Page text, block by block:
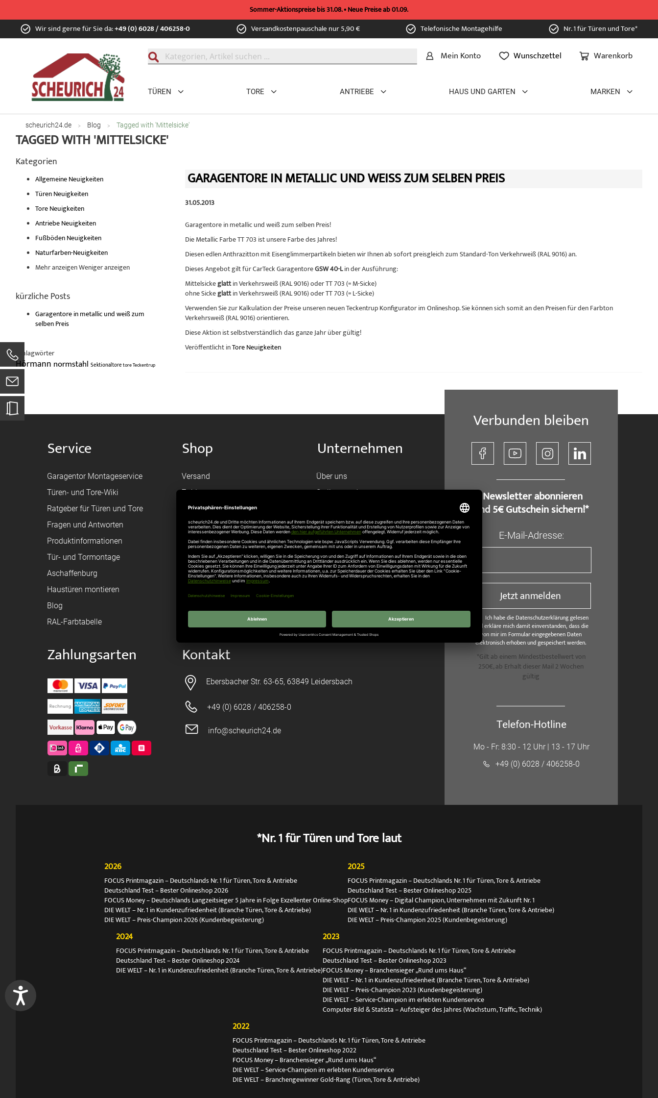
Sommer-Aktionspreise bis 31.08. • Neue Preise ab 01.09.
Zum
Inhalt Wir sind gerne für Sie da:+49 (0) 6028 / 406258-0 Versandkostenpauschale nur 5,90 € Telefonische Montagehilfe Nr. 1 für Türen und Tore*
Warenkorb
Mein Konto Wunschzettel
TÜREN TORE ANTRIEBE HAUS UND GARTEN MARKEN
scheurich24.de Blog Tagged with 'Mittelsicke'
TAGGED WITH 'MITTELSICKE'
GARAGENTORE IN METALLIC UND WEISS ZUM SELBEN PREIS
31.05.2013
Garagentore in metallic und weiß zum selben Preis!
Die Metallic Farbe TT 703 ist unsere Farbe des Jahres!
Diesen edlen Anthrazitton mit Eisenglimmerpartikeln bieten wir Ihnen ab sofort preisgleich zum Standard-Ton Verkehrweiß (RAL 9016) an.
Dieses Angebot gilt für CarTeck GaragentoreGSW 40-Lin der Ausführung:
Mittelsickeglattin Verkehrsweiß (RAL 9016) oder TT 703 (= M-Sicke)
ohne Sickeglattin Verkehrsweiß (RAL 9016) oder TT 703 (= L-Sicke)
Verwenden Sie zur Kalkulation der Preise unseren neuen Teckentrup Konfigurator im Onlineshop. Sie können sich somit an den Preisen für den Farbton
Verkehrsweiß (RAL 9016) orientieren.
Diese Aktion ist selbstverständlich das ganze Jahr über gültig!
Veröffentlicht inTore Neuigkeiten
Kategorien
Allgemeine Neuigkeiten
Türen Neuigkeiten
Tore Neuigkeiten
Antriebe Neuigkeiten
Fußböden Neuigkeiten
Naturfarben-Neuigkeiten
Mehr anzeigenWeniger anzeigen
kürzliche Posts
Garagentore in metallic und weiß zum
selben Preis
Schlagwörter
Hörmann normstahl SektionaltoretoreTeckentrup
Service
Garagentor Montageservice
Türen- und Tore-Wiki
Ratgeber für Türen und Tore
Fragen und Antworten
Produktinformationen
Tür- und Tormontage
Aschaffenburg
Haustüren montieren
Blog
RAL-Farbtabelle
Shop
Versand
Zahlungsarten
Bestellvorgang
Registrieren
Federanfrage
Toraufmaß
Montageanleitungen
Unternehmen
Über uns
Stellenangebote
Hörmann Türen
Hörmann Sektionaltor
Zahlungsarten Kontakt
Ebersbacher Str. 63-65, 63849 Leidersbach
+49 (0) 6028 / 406258-0
info@scheurich24.de
Verbunden bleiben
​ Newsletter abonnieren
und 5€ Gutschein sichern!*
E-Mail-Adresse:
Jetzt anmelden
Ich habe die Datenschutzerklärung gelesen
und erkläre mich damit einverstanden, dass die
von mir im Formular eingegebenen Daten
elektronisch erhoben und gespeichert werden.
*Gilt ab einem Mindestbestellwert von
250€, ab Erhalt dieser Mail 2 Wochen
gültig
Telefon-Hotline
Mo - Fr: 8:30 - 12 Uhr | 13 - 17 Uhr
+49 (0) 6028 / 406258-0
*Nr. 1 für Türen und Tore laut
2026
FOCUS Printmagazin – Deutschlands Nr. 1 für Türen, Tore & Antriebe
Deutschland Test – Bester Onlineshop 2026
FOCUS Money – Deutschlands Langzeitsieger 5 Jahre in Folge Exzellenter Online-Shop
DIE WELT – Nr. 1 in Kundenzufriedenheit (Branche Türen, Tore & Antriebe)
DIE WELT – Preis-Champion 2026 (Kundenbegeisterung)
2025
FOCUS Printmagazin – Deutschlands Nr. 1 für Türen, Tore & Antriebe
Deutschland Test – Bester Onlineshop 2025
FOCUS Money – Digital Champion, Unternehmen mit Zukunft Nr. 1
DIE WELT – Nr. 1 in Kundenzufriedenheit (Branche Türen, Tore & Antriebe)
DIE WELT – Preis-Champion 2025 (Kundenbegeisterung)
2024
FOCUS Printmagazin – Deutschlands Nr. 1 für Türen, Tore & Antriebe
Deutschland Test – Bester Onlineshop 2024
DIE WELT – Nr. 1 in Kundenzufriedenheit (Branche Türen, Tore & Antriebe)
2023
FOCUS Printmagazin – Deutschlands Nr. 1 für Türen, Tore & Antriebe
Deutschland Test – Bester Onlineshop 2023
FOCUS Money – Branchensieger „Rund ums Haus“
DIE WELT – Nr. 1 in Kundenzufriedenheit (Branche Türen, Tore & Antriebe)
DIE WELT – Preis-Champion 2023 (Kundenbegeisterung)
DIE WELT – Service-Champion im erlebten Kundenservice
Computer Bild & Statista – Aufsteiger des Jahres (Wachstum, Traffic, Technik)
2022
FOCUS Printmagazin – Deutschlands Nr. 1 für Türen, Tore & Antriebe
Deutschland Test – Bester Onlineshop 2022
FOCUS Money – Branchensieger „Rund ums Haus“
DIE WELT – Service-Champion im erlebten Kundenservice
DIE WELT – Branchengewinner Gold-Rang (Türen, Tore & Antriebe)